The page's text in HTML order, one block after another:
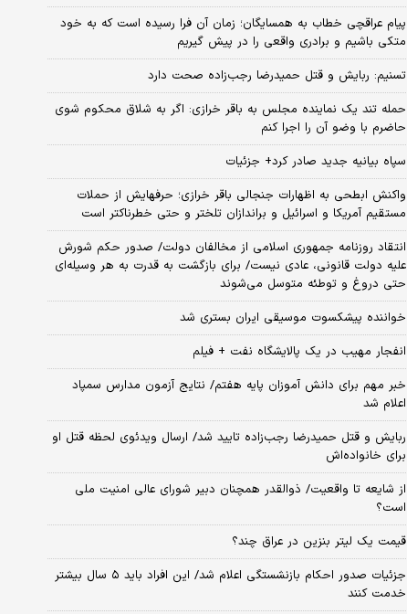
پیام عراقچی خطاب به همسایگان؛ زمان آن فرا رسیده است که به خود
متکی باشیم و برادری واقعی را در پیش گیریم
تسنیم: ربایش و قتل حمیدرضا رجب‌زاده صحت دارد
حمله تند یک نماینده مجلس به باقر خرازی: اگر به شلاق محکوم شوی
حاضرم با وضو آن را اجرا کنم
سپاه بیانیه جدید صادر کرد+ جزئیات
واکنش ابطحی به اظهارات جنجالی باقر خرازی؛ حرفهایش از حملات
مستقیم آمریکا و اسرائیل و براندازان تلختر و حتی خطرناکتر است
انتقاد روزنامه جمهوری اسلامی از مخالفان دولت/ صدور حکم شورش
علیه دولت قانونی، عادی نیست/ برای بازگشت به قدرت به هر وسیله‌ای
حتی دروغ و توطئه متوسل می‌شوند
خواننده پیشکسوت موسیقی ایران بستری شد
انفجار مهیب در یک پالایشگاه نفت + فیلم
خبر مهم برای دانش آموزان پایه هفتم/ نتایج آزمون مدارس سمپاد
اعلام شد
ربایش و قتل حمیدرضا رجب‌زاده تایید شد/ ارسال ویدئوی لحظه قتل او
برای خانواده‌اش
از شایعه تا واقعیت/ ذوالقدر همچنان دبیر شورای ‌عالی امنیت ملی
است؟
قیمت یک لیتر بنزین در عراق چند؟
جزئیات صدور احکام بازنشستگی اعلام شد/ این افراد باید ۵ سال بیشتر
خدمت کنند